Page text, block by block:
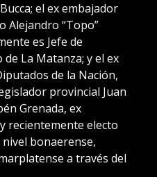
el ex embajador
Alejandro “Topo”
es Jefe de
La Matanza; y el ex
de la Nación,
provincial Juan
Grenada, ex
recientemente electo
bonaerense,
a través del